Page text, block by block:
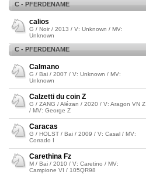
C - PFERDENAME
calios
G / Noir / 2013 / V: Unknown / MV:
Unknown
C - PFERDENAME
Calmano
G / Bai / 2007 / V: Unknown / MV:
Unknown
Calzetti du coin Z
G / ZANG / Alézan / 2020 / V: Aragon VN Z
/ MV: George Z
Caracas
G / HOLST / Bai / 2009 / V: Casal / MV:
Corrado I
Carethina Fz
M / Bai / 2010 / V: Caretino / MV:
Campione VI / 105QR98